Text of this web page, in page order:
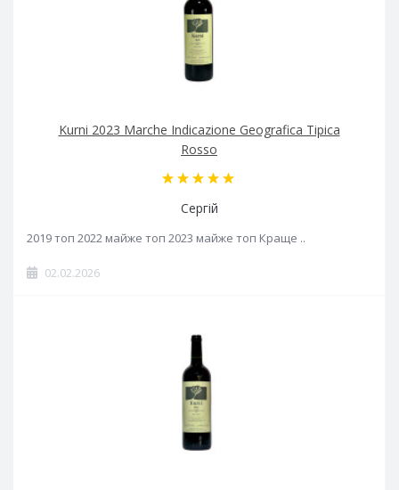
Kurni 2023 Marche Indicazione Geografica Tipica
Rosso
Сергій
2019 топ 2022 майже топ 2023 майже топ Краще ..
02.02.2026